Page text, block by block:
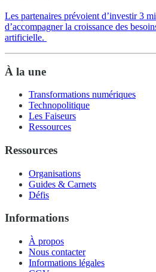
Les partenaires prévoient d’investir 3
d’accompagner la croissance des
artificielle.
À la une
Transformations numériques
Technopolitique
Les Faiseurs
Ressources
Ressources
Organisations
Guides & Carnets
Défis
Informations
À propos
Nous contacter
Informations légales